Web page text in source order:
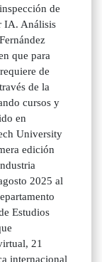
de
IA. Análisis
que para
de
de la
cursos y
en
University
edición
2025 al
Estudios
21
internacional